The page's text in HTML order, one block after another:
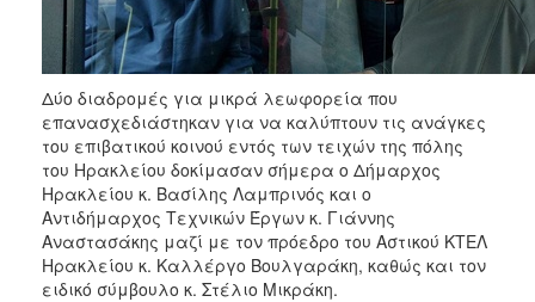
ΠΟΛΙΤΙΣΜΟΣ
ΑΝΘΕΚΤΙΚΗ
ΠΟΛΗ
Δύο διαδρομές για μικρά λεωφορεία που
επανασχεδιάστηκαν για να καλύπτουν τις ανάγκες
του επιβατικού κοινού εντός των τειχών της πόλης
του Ηρακλείου δοκίμασαν σήμερα ο Δήμαρχος
Ηρακλείου κ. Βασίλης Λαμπρινός και ο
Αντιδήμαρχος Τεχνικών Έργων κ. Γιάννης
Αναστασάκης μαζί με τον πρόεδρο του Αστικού ΚΤΕΛ
Ηρακλείου κ. Καλλέργο Βουλγαράκη, καθώς και τον
ειδικό σύμβουλο κ. Στέλιο Μικράκη.